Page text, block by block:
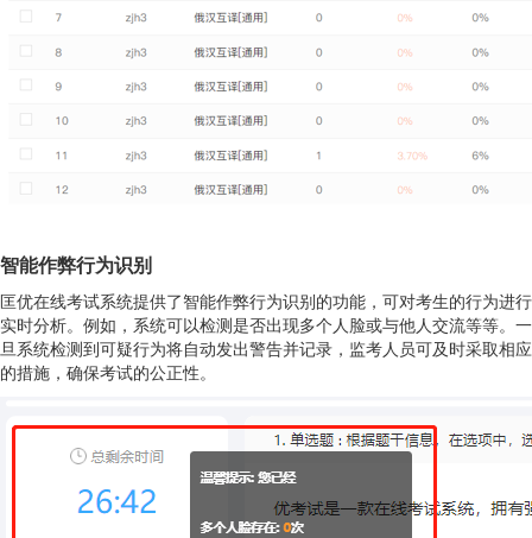
智能作弊行为识别
匡优在线考试系统提供了智能作弊行为识别的功能，可对考生的行为进行
实时分析。例如，系统可以检测是否出现多个人脸或与他人交流等等。一
旦系统检测到可疑行为将自动发出警告并记录，监考人员可及时采取相应
的措施，确保考试的公正性。